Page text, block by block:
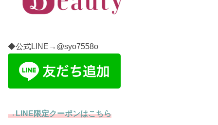
◆公式LINE→@syo7558o
→LINE限定クーポンはこちら